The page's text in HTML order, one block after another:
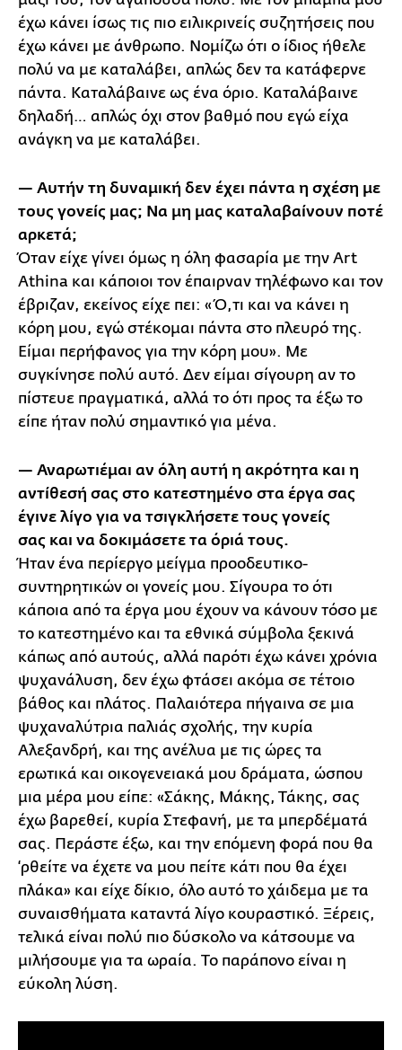
έχω κάνει ίσως τις πιο ειλικρινείς συζητήσεις που
έχω κάνει με άνθρωπο. Νομίζω ότι ο ίδιος ήθελε
πολύ να με καταλάβει, απλώς δεν τα κατάφερνε
πάντα. Καταλάβαινε ως ένα όριο. Καταλάβαινε
δηλαδή… απλώς όχι στον βαθμό που εγώ είχα
ανάγκη να με καταλάβει.
— Αυτήν τη δυναμική δεν έχει πάντα η σχέση με
τους γονείς μας; Να μη μας καταλαβαίνουν ποτέ
αρκετά;
Όταν είχε γίνει όμως η όλη φασαρία με την Art
Athina και κάποιοι τον έπαιρναν τηλέφωνο και τον
έβριζαν, εκείνος είχε πει: «Ό,τι και να κάνει η
κόρη μου, εγώ στέκομαι πάντα στο πλευρό της.
Είμαι περήφανος για την κόρη μου». Με
συγκίνησε πολύ αυτό. Δεν είμαι σίγουρη αν το
πίστευε πραγματικά, αλλά το ότι προς τα έξω το
είπε ήταν πολύ σημαντικό για μένα.
— Αναρωτιέμαι αν όλη αυτή η ακρότητα και η
αντίθεσή σας στο κατεστημένο στα έργα σας
έγινε λίγο για να τσιγκλήσετε τους γονείς
σας και να δοκιμάσετε τα όριά τους.
Ήταν ένα περίεργο μείγμα προοδευτικο-
συντηρητικών οι γονείς μου. Σίγουρα το ότι
κάποια από τα έργα μου έχουν να κάνουν τόσο με
το κατεστημένο και τα εθνικά σύμβολα ξεκινά
κάπως από αυτούς, αλλά παρότι έχω κάνει χρόνια
ψυχανάλυση, δεν έχω φτάσει ακόμα σε τέτοιο
βάθος και πλάτος. Παλαιότερα πήγαινα σε μια
ψυχαναλύτρια παλιάς σχολής, την κυρία
Αλεξανδρή, και της ανέλυα με τις ώρες τα
ερωτικά και οικογενειακά μου δράματα, ώσπου
μια μέρα μου είπε: «Σάκης, Μάκης, Τάκης, σας
έχω βαρεθεί, κυρία Στεφανή, με τα μπερδέματά
σας. Περάστε έξω, και την επόμενη φορά που θα
‘ρθείτε να έχετε να μου πείτε κάτι που θα έχει
πλάκα» και είχε δίκιο, όλο αυτό το χάιδεμα με τα
συναισθήματα καταντά λίγο κουραστικό. Ξέρεις,
τελικά είναι πολύ πιο δύσκολο να κάτσουμε να
μιλήσουμε για τα ωραία. Το παράπονο είναι η
εύκολη λύση.